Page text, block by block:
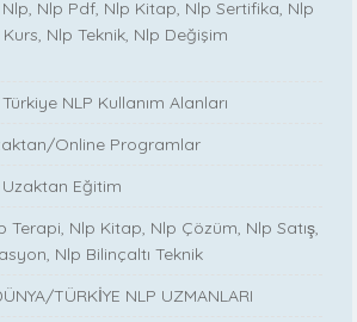
Nlp Pdf, Nlp Kitap, Nlp Sertifika, Nlp
Nlp Teknik, Nlp Değişim
NLP Kullanım Alanları
Online Programlar
Eğitim
Terapi, Nlp Kitap, Nlp Çözüm, Nlp Satış,
Nlp Bilinçaltı Teknik
TÜRKİYE NLP UZMANLARI